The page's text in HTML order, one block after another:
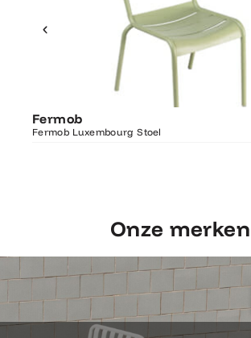
Fermob
Fermob Luxembourg Stoel
Ontdek Fermob
Luxembourg Stoel
Onze merken